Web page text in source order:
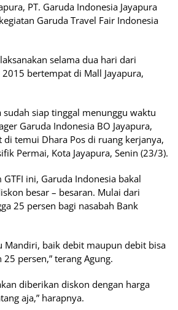
PT. Garuda Indonesia Jayapura
Garuda Travel Fair Indonesia
selama dua hari dari
bertempat di Mall Jayapura,
sudah siap tinggal menunggu waktu
Garuda Indonesia BO Jayapura,
di temui Dhara Pos di ruang kerjanya,
Permai, Kota Jayapura, Senin (23/3).
ini, Garuda Indonesia bakal
besar – besaran. Mulai dari
25 persen bagi nasabah Bank
Mandiri, baik debit maupun debit bisa
persen,” terang Agung.
diberikan diskon dengan harga
aja,” harapnya.